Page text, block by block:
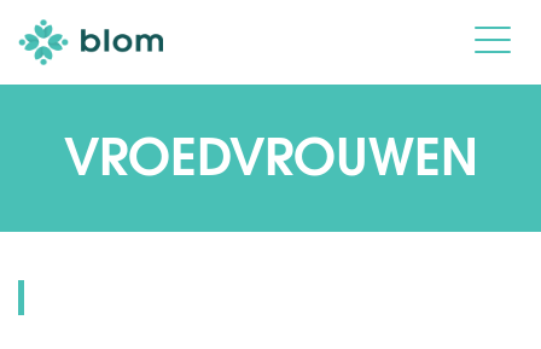
VROEDVROUWEN